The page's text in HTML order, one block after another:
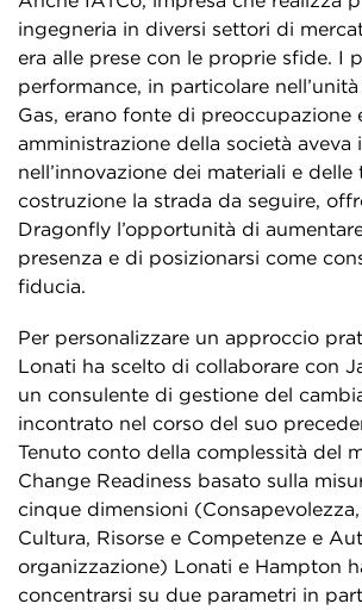
ingegneria in diversi settori di
era alle prese con le proprie sfide. I
performance, in particolare
Gas, erano fonte di preoccupazione
amministrazione della società aveva
nell’innovazione dei materiali e delle
costruzione la strada da seguire,
Dragonfly l’opportunità di
presenza e di posizionarsi come
fiducia.
Per personalizzare un approccio
Lonati ha scelto di collaborare con
un consulente di gestione del
incontrato nel corso del suo
Tenuto conto della complessità del
Change Readiness basato sulla
cinque dimensioni
Cultura, Risorse e Competenze e
organizzazione) Lonati e Hampton
concentrarsi su due parametri in